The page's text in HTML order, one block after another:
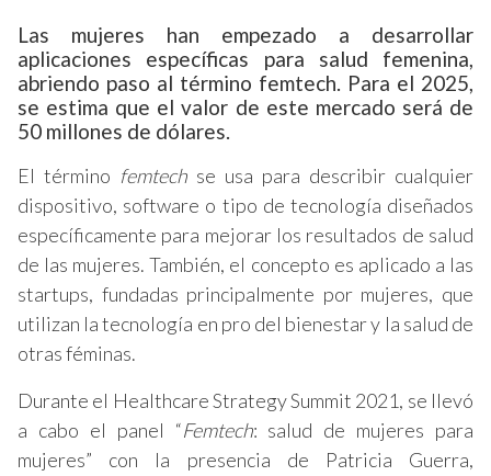
Las mujeres han empezado a desarrollar
aplicaciones específicas para salud femenina,
abriendo paso al término femtech. Para el 2025,
se estima que el valor de este mercado será de
50 millones de dólares.
El término femtech se usa para describir cualquier
dispositivo, software o tipo de tecnología diseñados
específicamente para mejorar los resultados de salud
de las mujeres. También, el concepto es aplicado a las
startups, fundadas principalmente por mujeres, que
utilizan la tecnología en pro del bienestar y la salud de
otras féminas.
Durante el Healthcare Strategy Summit 2021, se llevó
a cabo el panel “Femtech: salud de mujeres para
mujeres” con la presencia de Patricia Guerra,